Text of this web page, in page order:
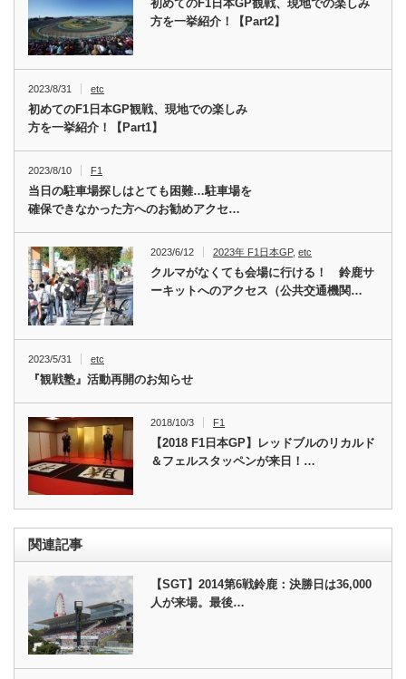
初めてのF1日本GP観戦、現地での楽しみ
方を一挙紹介！【Part2】
2023/8/31 etc
初めてのF1日本GP観戦、現地での楽しみ
方を一挙紹介！【Part1】
2023/8/10 F1
当日の駐車場探しはとても困難…駐車場を
確保できなかった方へのお勧めアクセ…
2023/6/12 2023年 F1日本GP,etc
クルマがなくても会場に行ける！ 鈴鹿サ
ーキットへのアクセス（公共交通機関…
2023/5/31 etc
『観戦塾』活動再開のお知らせ
2018/10/3 F1
【2018 F1日本GP】レッドブルのリカルド
＆フェルスタッペンが来日！…
関連記事
【SGT】2014第6戦鈴鹿：決勝日は36,000
人が来場。最後…